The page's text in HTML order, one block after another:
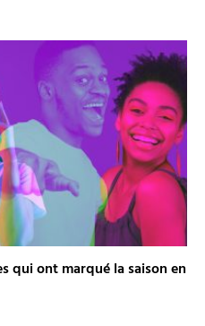
qui ont marqué la saison en